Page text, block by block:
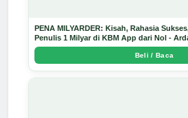
PENA MILYARDER: Kisah, Rahasia
Penulis 1 Milyar di KBM App dari Nol -
Beli / Baca